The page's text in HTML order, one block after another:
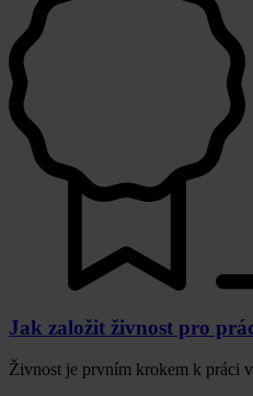
Jak založit živnost pro
Živnost je prvním krokem k práci